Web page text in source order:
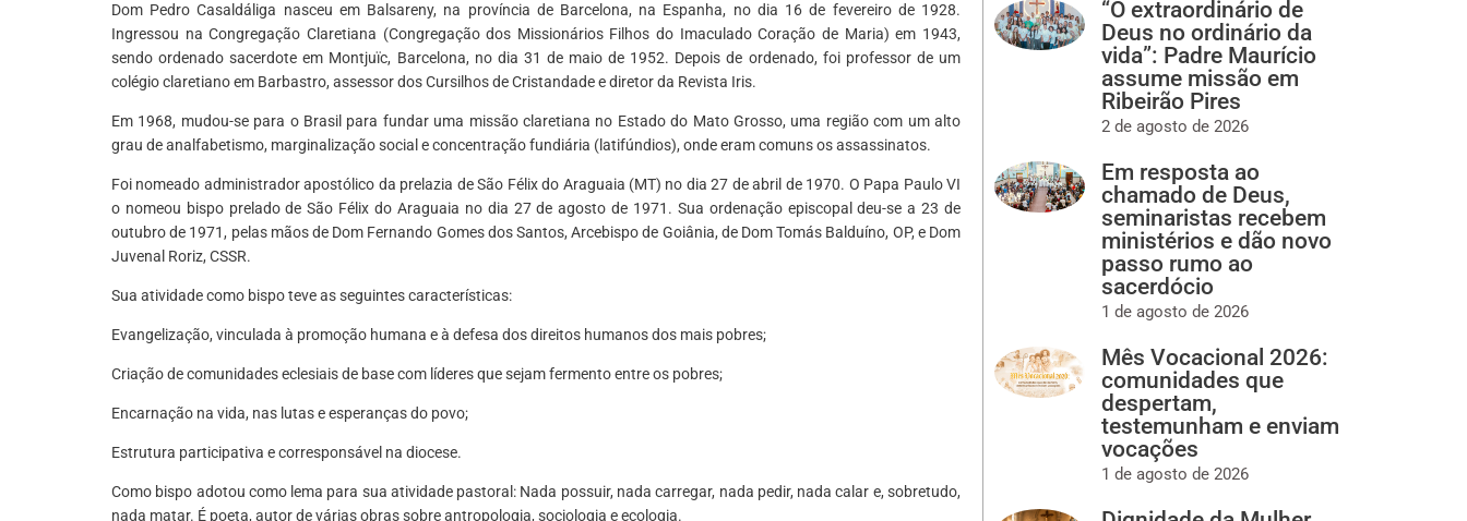
Dom Pedro Casaldáliga nasceu em Balsareny, na província de Barcelona, na Espanha, no dia 16 de fevereiro de 1928.
Ingressou na Congregação Claretiana (Congregação dos Missionários Filhos do Imaculado Coração de Maria) em 1943,
sendo ordenado sacerdote em Montjuïc, Barcelona, no dia 31 de maio de 1952. Depois de ordenado, foi professor de um
colégio claretiano em Barbastro, assessor dos Cursilhos de Cristandade e diretor da Revista Iris.
Em 1968, mudou-se para o Brasil para fundar uma missão claretiana no Estado do Mato Grosso, uma região com um alto
grau de analfabetismo, marginalização social e concentração fundiária (latifúndios), onde eram comuns os assassinatos.
Foi nomeado administrador apostólico da prelazia de São Félix do Araguaia (MT) no dia 27 de abril de 1970. O Papa Paulo VI
o nomeou bispo prelado de São Félix do Araguaia no dia 27 de agosto de 1971. Sua ordenação episcopal deu-se a 23 de
outubro de 1971, pelas mãos de Dom Fernando Gomes dos Santos, Arcebispo de Goiânia, de Dom Tomás Balduíno, OP, e Dom
Juvenal Roriz, CSSR.
Sua atividade como bispo teve as seguintes características:
Evangelização, vinculada à promoção humana e à defesa dos direitos humanos dos mais pobres;
Criação de comunidades eclesiais de base com líderes que sejam fermento entre os pobres;
Encarnação na vida, nas lutas e esperanças do povo;
Estrutura participativa e corresponsável na diocese.
Como bispo adotou como lema para sua atividade pastoral: Nada possuir, nada carregar, nada pedir, nada calar e, sobretudo,
nada matar. É poeta, autor de várias obras sobre antropologia, sociologia e ecologia.
“O extraordinário de
Deus no ordinário da
vida”: Padre Maurício
assume missão em
Ribeirão Pires
2 de agosto de 2026
Em resposta ao
chamado de Deus,
seminaristas recebem
ministérios e dão novo
passo rumo ao
sacerdócio
1 de agosto de 2026
Mês Vocacional 2026:
comunidades que
despertam,
testemunham e enviam
vocações
1 de agosto de 2026